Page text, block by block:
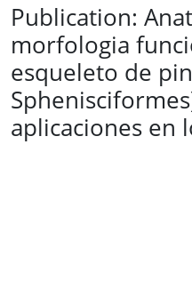
Publication:
morfologia
esqueleto de
aplicaciones en